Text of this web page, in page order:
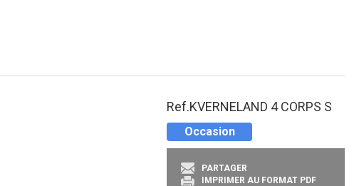
Ref.KVERNELAND 4 CORPS S
Occasion
PARTAGER
IMPRIMER AU FORMAT PDF